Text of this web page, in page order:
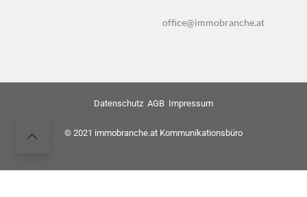
office@immobranche.at
Datenschutz AGB Impressum
© 2021 immobranche.at Kommunikationsbüro